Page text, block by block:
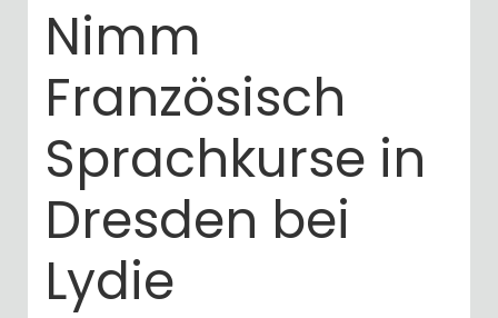
Nimm
Französisch
Sprachkurse in
Dresden bei
Lydie